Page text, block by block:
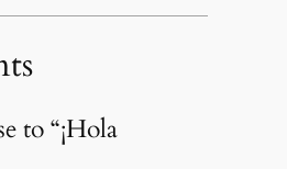
to “¡Hola